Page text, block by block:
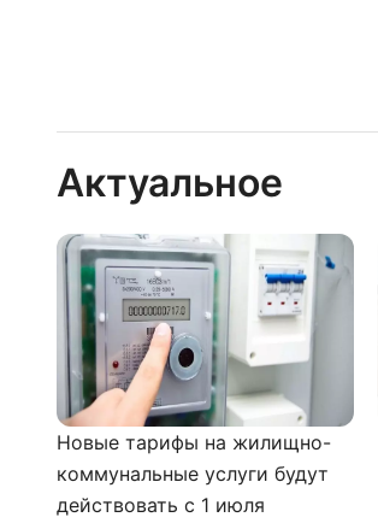
Актуальное
Новые тарифы на жилищно-
коммунальные услуги будут
действовать с 1 июля